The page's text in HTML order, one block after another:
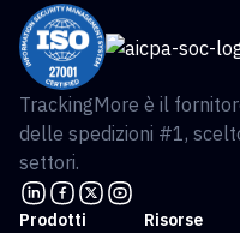
TrackingMore è il
delle spedizioni #1,
settori.
Prodotti
Risorse